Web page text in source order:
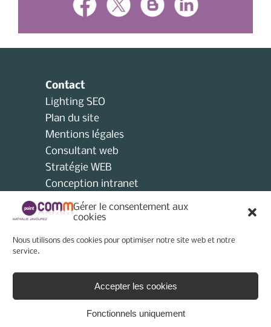
Gérer le consentement aux
cookies
Nous utilisons des cookies pour optimiser notre site web et notre
service.
Accepter les cookies
Fonctionnels uniquement
Contact
Lighting SEO
Plan du site
Mentions légales
Consultant web
Stratégie WEB
Conception intranet
Consultant collectivités locales
AMO